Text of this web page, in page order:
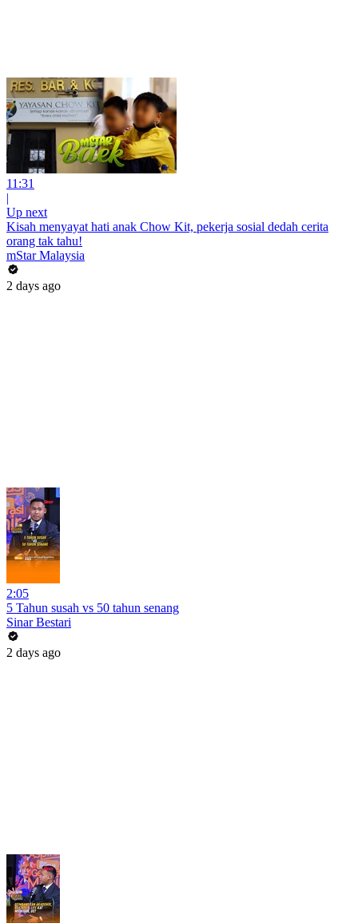
11:31
|
Up next
Kisah menyayat hati anak Chow Kit, pekerja sosial dedah cerita
orang tak tahu!
mStar Malaysia
2 days ago
2:05
5 Tahun susah vs 50 tahun senang
Sinar Bestari
2 days ago